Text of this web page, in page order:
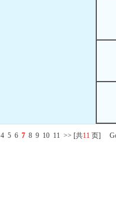
4 5 6 7 8 9 10 11 >> [共11 页]